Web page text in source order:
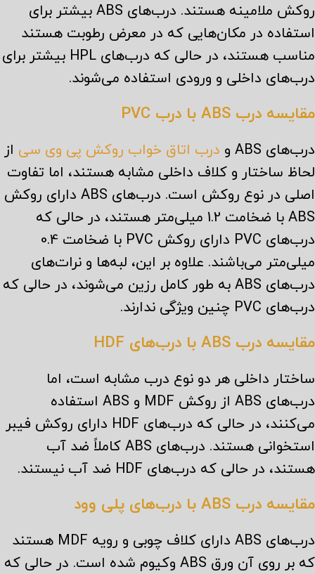
روکش ملامینه هستند. درب‌های ABS بیشتر برای
استفاده در مکان‌هایی که در معرض رطوبت هستند
مناسب هستند، در حالی که درب‌های HPL بیشتر برای
درب‌های داخلی و ورودی استفاده می‌شوند.
مقایسه درب ABS با درب PVC
درب‌های ABS و درب اتاق خواب روکش پی وی سی از
لحاظ ساختار و کلاف داخلی مشابه هستند، اما تفاوت
اصلی در نوع روکش است. درب‌های ABS دارای روکش
ABS با ضخامت 1.2 میلی‌متر هستند، در حالی که
درب‌های PVC دارای روکش PVC با ضخامت 0.4
میلی‌متر می‌باشند. علاوه بر این، لبه‌ها و نرات‌های
درب‌های ABS به طور کامل رزین می‌شوند، در حالی که
درب‌های PVC چنین ویژگی ندارند.
مقایسه درب ABS با درب‌های HDF
ساختار داخلی هر دو نوع درب مشابه است، اما
درب‌های ABS از روکش MDF و ABS استفاده
می‌کنند، در حالی که درب‌های HDF دارای روکش فیبر
استخوانی هستند. درب‌های ABS کاملاً ضد آب
هستند، در حالی که درب‌های HDF ضد آب نیستند.
مقایسه درب ABS با درب‌های پلی وود
درب‌های ABS دارای کلاف چوبی و رویه MDF هستند
که بر روی آن ورق ABS وکیوم شده است. در حالی که